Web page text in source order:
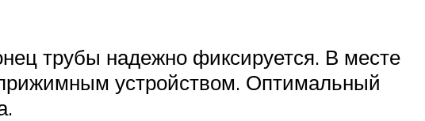
трубы надежно фиксируется. В месте
устройством. Оптимальный